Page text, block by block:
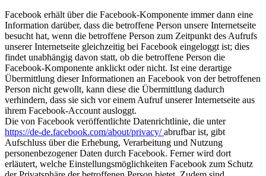
Facebook erhält über die Facebook-Komponente immer dann eine
Information darüber, dass die betroffene Person unsere Internetseite
besucht hat, wenn die betroffene Person zum Zeitpunkt des Aufrufs
unserer Internetseite gleichzeitig bei Facebook eingeloggt ist; dies
findet unabhängig davon statt, ob die betroffene Person die
Facebook-Komponente anklickt oder nicht. Ist eine derartige
Übermittlung dieser Informationen an Facebook von der betroffenen
Person nicht gewollt, kann diese die Übermittlung dadurch
verhindern, dass sie sich vor einem Aufruf unserer Internetseite aus
ihrem Facebook-Account ausloggt.
Die von Facebook veröffentlichte Datenrichtlinie, die unter
https://de-de.facebook.com/about/privacy/abrufbar ist, gibt
Aufschluss über die Erhebung, Verarbeitung und Nutzung
personenbezogener Daten durch Facebook. Ferner wird dort
erläutert, welche Einstellungsmöglichkeiten Facebook zum Schutz